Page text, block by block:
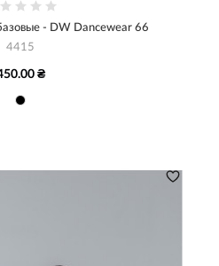
- DW Dancewear 66
4415
₴